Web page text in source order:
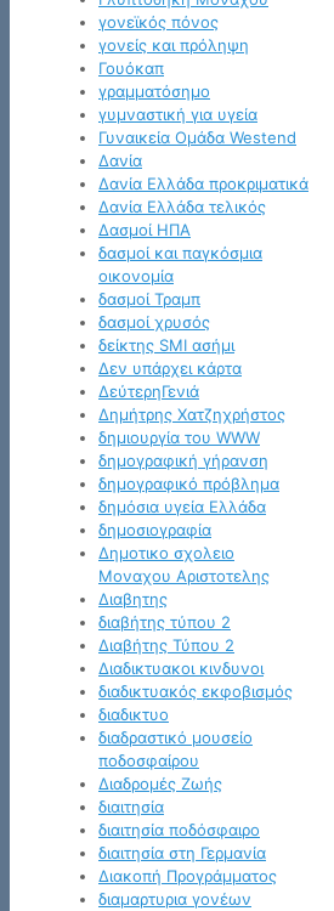
γονεϊκός πόνος
γονείς και πρόληψη
Γουόκαπ
γραμματόσημο
γυμναστική για υγεία
Γυναικεία Ομάδα Westend
Δανία
Δανία Ελλάδα προκριματικά
Δανία Ελλάδα τελικός
Δασμοί ΗΠΑ
δασμοί και παγκόσμια
οικονομία
δασμοί Τραμπ
δασμοί χρυσός
δείκτης SMI ασήμι
Δεν υπάρχει κάρτα
ΔεύτερηΓενιά
Δημήτρης Χατζηχρήστος
δημιουργία του WWW
δημογραφική γήρανση
δημογραφικό πρόβλημα
δημόσια υγεία Ελλάδα
δημοσιογραφία
Δημοτικο σχολειο
Μοναχου Αριστοτελης
Διαβητης
διαβήτης τύπου 2
Διαβήτης Τύπου 2
Διαδικτυακοι κινδυνοι
διαδικτυακός εκφοβισμός
διαδικτυο
διαδραστικό μουσείο
ποδοσφαίρου
Διαδρομές Ζωής
διαιτησία
διαιτησία ποδόσφαιρο
διαιτησία στη Γερμανία
Διακοπή Προγράμματος
διαμαρτυρια γονέων